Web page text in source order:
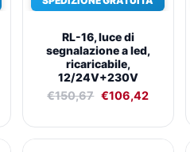
RL-16, luce di
segnalazione a led,
ricaricabile,
12/24V+230V
€150,67 €106,42